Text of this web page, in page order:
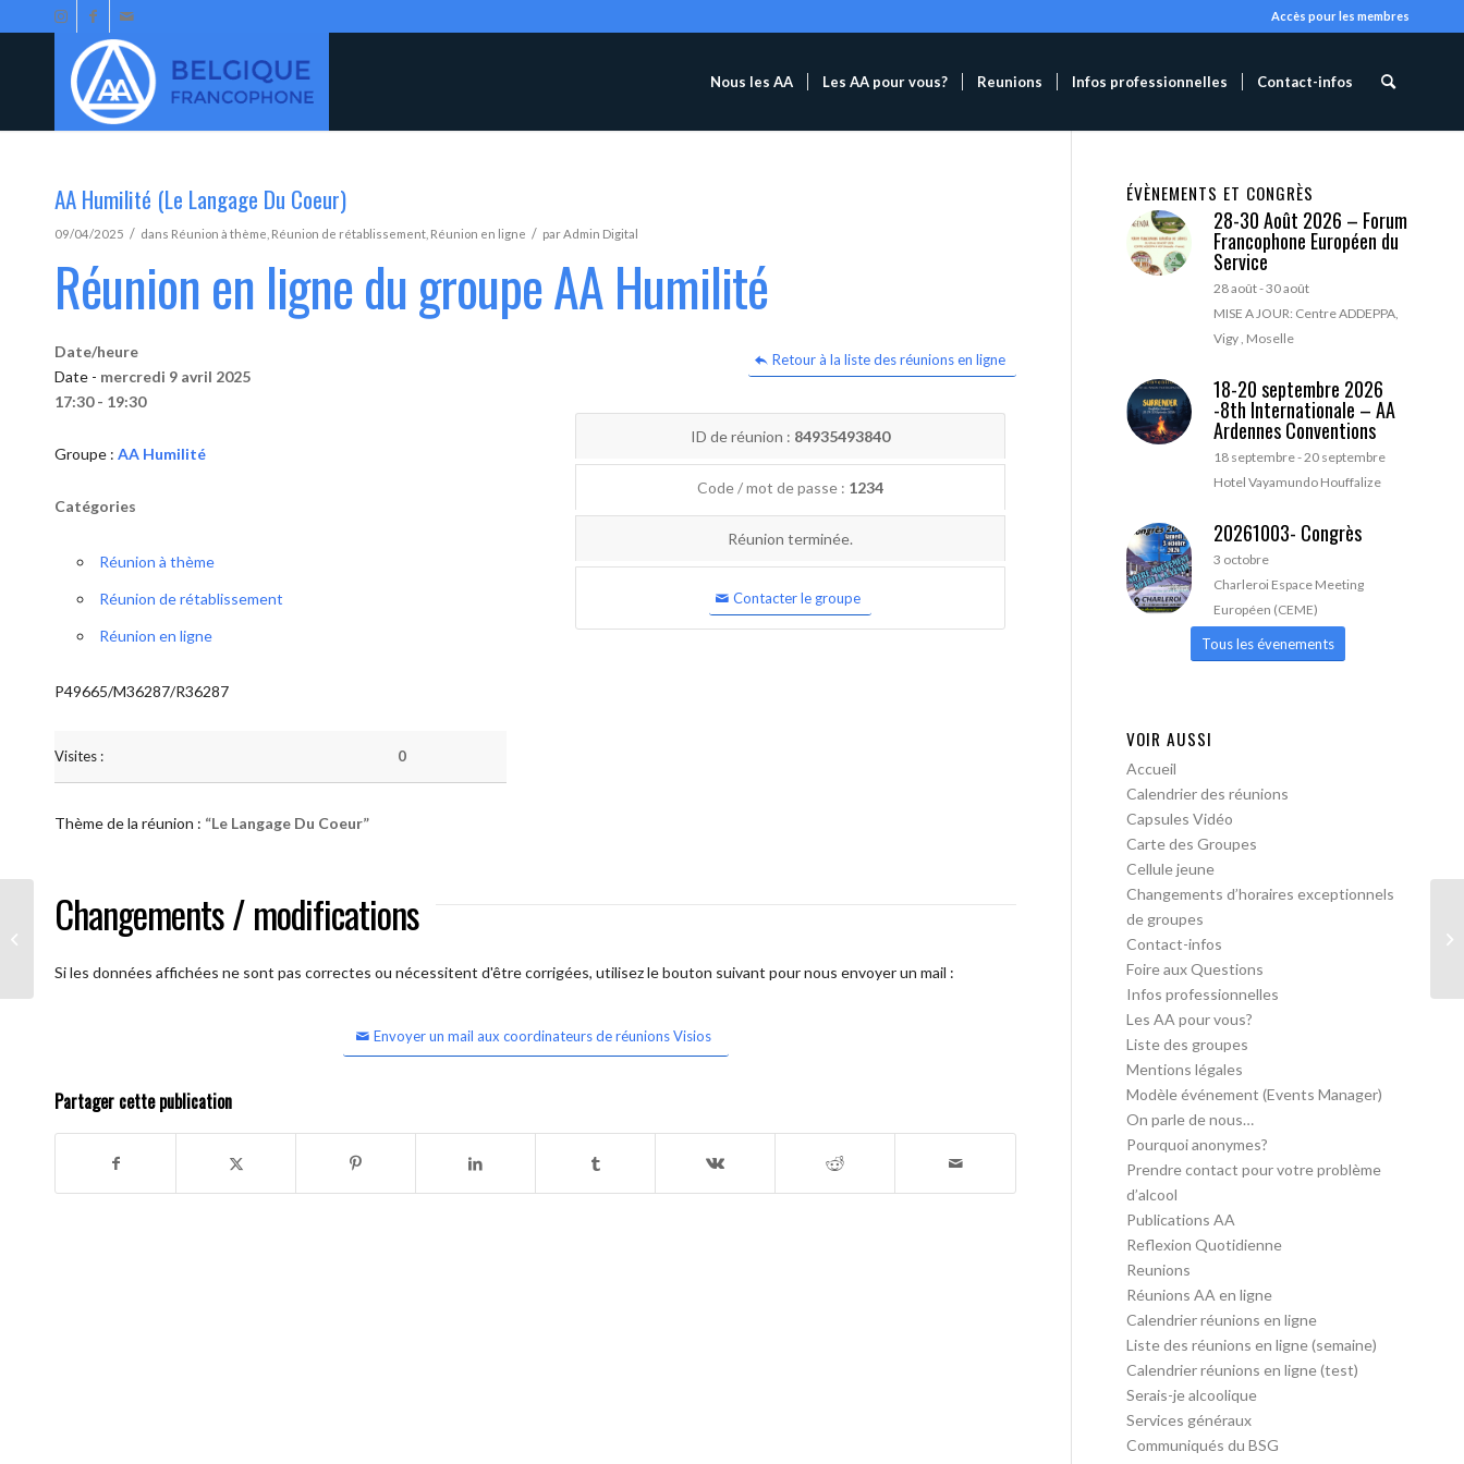
Accès pour les membres
Nous les AA Les AA pour vous? Reunions Infos professionnelles Contact-infos
AA Humilité (Le Langage Du Coeur)
09/04/2025 / dans Réunion à thème Réunion de rétablissement Réunion en ligne / parAdmin Digital
Réunion en ligne du groupe AA Humilité
Retour à la liste des réunions en ligne
Date/heure
Date - mercredi 9 avril 2025
17:30 - 19:30
Groupe : AA Humilité
Catégories
Réunion à thème
Réunion de rétablissement
Réunion en ligne
P49665/M36287/R36287
Visites : 0
ID de réunion : 84935493840
Code / mot de passe : 1234
Réunion terminée.
Contacter le groupe
Thème de la réunion : “Le Langage Du Coeur”
Changements / modifications
Si les données affichées ne sont pas correctes ou nécessitent d'être corrigées, utilisez le bouton suivant pour nous envoyer un mail :
Envoyer un mail aux coordinateurs de réunions Visios
Partager cette publication
ÉVÈNEMENTS ET CONGRÈS
28-30 Août 2026 – Forum
Francophone Européen du
Service
28 août-30 août
MISE A JOUR: Centre ADDEPPA,
Vigy , Moselle
18-20 septembre 2026
-8th Internationale – AA
Ardennes Conventions
18 septembre-20 septembre
Hotel Vayamundo Houffalize
20261003- Congrès
3 octobre
Charleroi Espace Meeting
Européen (CEME)
Tous les évenements
VOIR AUSSI
Accueil
Calendrier des réunions
Capsules Vidéo
Carte des Groupes
Cellule jeune
Changements d’horaires exceptionnels
de groupes
Contact-infos
Foire aux Questions
Infos professionnelles
Les AA pour vous?
Liste des groupes
Mentions légales
Modèle événement (Events Manager)
On parle de nous…
Pourquoi anonymes?
Prendre contact pour votre problème
d’alcool
Publications AA
Reflexion Quotidienne
Reunions
Réunions AA en ligne
Calendrier réunions en ligne
Liste des réunions en ligne (semaine)
Calendrier réunions en ligne (test)
Serais-je alcoolique
Services généraux
Communiqués du BSG
AA Humilité (Le Langage Du Coeur)